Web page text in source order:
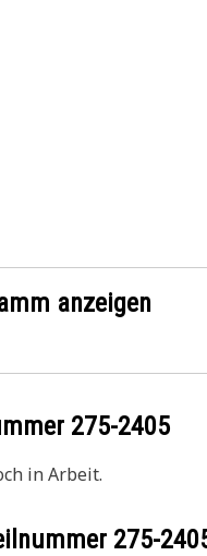
anzeigen
275-2405
in Arbeit.
275-